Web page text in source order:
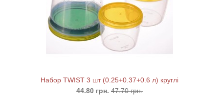
Набор TWIST 3 шт (0.25+0.37+0.6 л) круглі
44.80 грн. 47.70 грн.